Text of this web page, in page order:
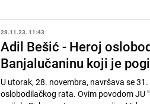
28.11.23. 11:43
Adil Bešić - Heroj
Banjalučaninu koji je
U utorak, 28. novembra, navršava se
oslobodilačkog rata. Ovim povodom JU